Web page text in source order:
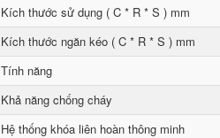
Kích thước sử dụng ( C * R * S ) mm
Kích thước ngăn kéo ( C * R * S ) mm
Tính năng
Khả năng chống cháy
Hệ thống khóa liên hoàn thông minh